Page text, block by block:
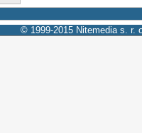
© 1999-2015 Nitemedia s. r.